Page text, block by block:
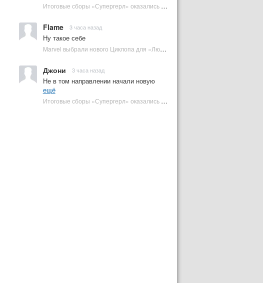
Итоговые сборы «Супергерл» оказались худшими для DC за два десятилетия | Plugged In Ru
Flame 3 часа назад
Ну такое себе
Marvel выбрали нового Циклопа для «Людей Икс» | Plugged In Ru
Джони 3 часа назад
Не в том направлении начали новую
ещё
Итоговые сборы «Супергерл» оказались худшими для DC за два десятилетия | Plugged In Ru